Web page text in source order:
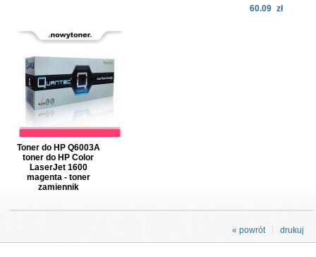
60.09 zł
Toner do HP Q6003A
toner do HP Color
LaserJet 1600
magenta - toner
zamiennik
drukuj
« powrót